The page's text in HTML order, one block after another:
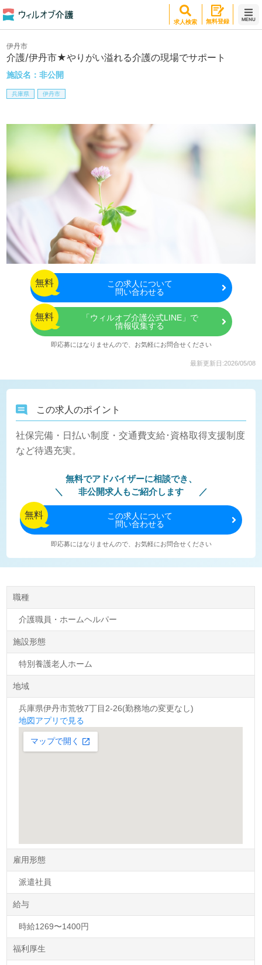
求人検索 無料登録 MENU
介護/伊丹市★やりがい溢れる介護の現場でサポート
施設名：非公開
伊丹市
兵庫県 伊丹市
無料 この求人について
問い合わせる
無料
「ウィルオブ介護公式LINE」で
情報収集する
即応募にはなりませんので、お気軽にお問合せください
最新更新日:2026/05/08
この求人のポイント
社保完備・日払い制度・交通費支給･資格取得支援制度
など待遇充実。
無料でアドバイザーに相談でき、
非公開求人もご紹介します
無料 この求人について
問い合わせる
即応募にはなりませんので、お気軽にお問合せください
職種
介護職員・ホームヘルパー
施設形態
特別養護老人ホーム
地域
兵庫県伊丹市荒牧7丁目2-26(勤務地の変更なし)
地図アプリで見る
雇用形態
派遣社員
給与
時給1269〜1400円
福利厚生